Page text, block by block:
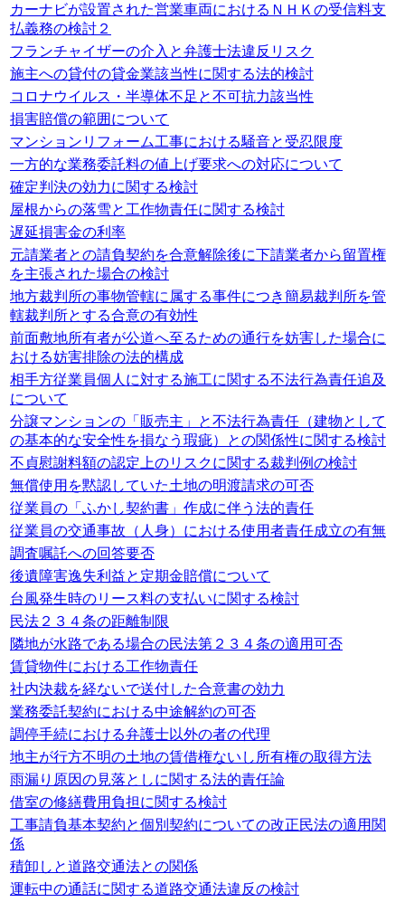
カーナビが設置された営業車両におけるＮＨＫの受信料支
払義務の検討２
フランチャイザーの介入と弁護士法違反リスク
施主への貸付の貸金業該当性に関する法的検討
コロナウイルス・半導体不足と不可抗力該当性
損害賠償の範囲について
マンションリフォーム工事における騒音と受忍限度
一方的な業務委託料の値上げ要求への対応について
確定判決の効力に関する検討
屋根からの落雪と工作物責任に関する検討
遅延損害金の利率
元請業者との請負契約を合意解除後に下請業者から留置権
を主張された場合の検討
地方裁判所の事物管轄に属する事件につき簡易裁判所を管
轄裁判所とする合意の有効性
前面敷地所有者が公道へ至るための通行を妨害した場合に
おける妨害排除の法的構成
相手方従業員個人に対する施工に関する不法行為責任追及
について
分譲マンションの「販売主」と不法行為責任（建物として
の基本的な安全性を損なう瑕疵）との関係性に関する検討
不貞慰謝料額の認定上のリスクに関する裁判例の検討
無償使用を黙認していた土地の明渡請求の可否
従業員の「ふかし契約書」作成に伴う法的責任
従業員の交通事故（人身）における使用者責任成立の有無
調査嘱託への回答要否
後遺障害逸失利益と定期金賠償について
台風発生時のリース料の支払いに関する検討
民法２３４条の距離制限
隣地が水路である場合の民法第２３４条の適用可否
賃貸物件における工作物責任
社内決裁を経ないで送付した合意書の効力
業務委託契約における中途解約の可否
調停手続における弁護士以外の者の代理
地主が行方不明の土地の賃借権ないし所有権の取得方法
雨漏り原因の見落としに関する法的責任論
借室の修繕費用負担に関する検討
工事請負基本契約と個別契約についての改正民法の適用関
係
積卸しと道路交通法との関係
運転中の通話に関する道路交通法違反の検討